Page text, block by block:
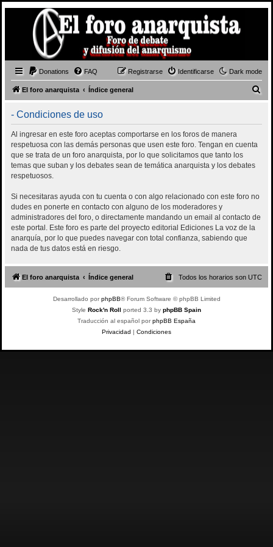
Dark mode
Donations FAQ Identificarse
Registrarse
El foro anarquista Índice general
- Condiciones de uso
Al ingresar en este foro aceptas comportarse en los foros de manera
respetuosa con las demás personas que usen este foro. Tengan en cuenta
que se trata de un foro anarquista, por lo que solicitamos que tanto los
temas que suban y los debates sean de temática anarquista y los debates
respetuosos.
Si necesitaras ayuda con tu cuenta o con algo relacionado con este foro no
dudes en ponerte en contacto con alguno de los moderadores y
administradores del foro, o directamente mandando un email al contacto de
este portal. Este foro es parte del proyecto editorial Ediciones La voz de la
anarquía, por lo que puedes navegar con total confianza, sabiendo que
nada de tus datos está en riesgo.
El foro anarquista Índice general Todos los horarios son UTC
Desarrollado porphpBB® Forum Software © phpBB Limited
Style Rock'n Roll ported 3.3 by phpBB Spain
Traducción al español porphpBB España
Privacidad | Condiciones